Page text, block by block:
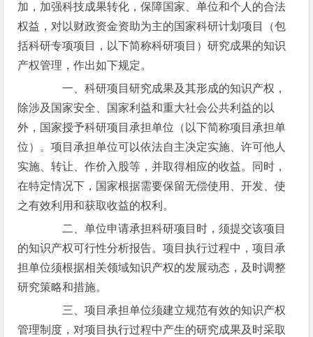
加，加强科技成果转化，保障国家、单位和个人的合法
权益，对以财政资金资助为主的国家科研计划项目（包
括科研专项项目，以下简称科研项目）研究成果的知识
产权管理，作出如下规定。
一、科研项目研究成果及其形成的知识产权，
除涉及国家安全、国家利益和重大社会公共利益的以
外，国家授予科研项目承担单位（以下简称项目承担单
位）。项目承担单位可以依法自主决定实施、许可他人
实施、转让、作价入股等，并取得相应的收益。同时，
在特定情况下，国家根据需要保留无偿使用、开发、使
之有效利用和获取收益的权利。
二、单位申请承担科研项目时，须提交该项目
的知识产权可行性分析报告。项目执行过程中，项目承
担单位须根据相关领域知识产权的发展动态，及时调整
研究策略和措施。
三、项目承担单位须建立规范有效的知识产权
管理制度，对项目执行过程中产生的研究成果及时采取